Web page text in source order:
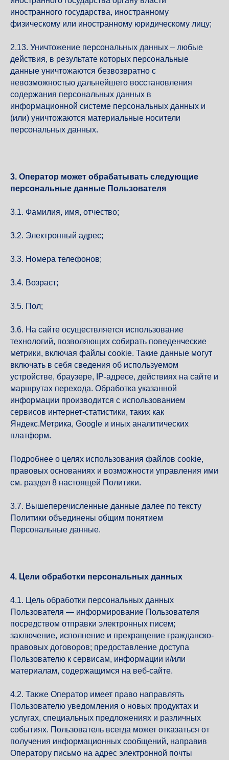
иностранного государства, иностранному
физическому или иностранному юридическому лицу;
2.13. Уничтожение персональных данных – любые
действия, в результате которых персональные
данные уничтожаются безвозвратно с
невозможностью дальнейшего восстановления
содержания персональных данных в
информационной системе персональных данных и
(или) уничтожаются материальные носители
персональных данных.
3. Оператор может обрабатывать следующие
персональные данные Пользователя
3.1. Фамилия, имя, отчество;
3.2. Электронный адрес;
3.3. Номера телефонов;
3.4. Возраст;
3.5. Пол;
3.6. На сайте осуществляется использование
технологий, позволяющих собирать поведенческие
метрики, включая файлы cookie. Такие данные могут
включать в себя сведения об используемом
устройстве, браузере, IP-адресе, действиях на сайте и
маршрутах перехода. Обработка указанной
информации производится с использованием
сервисов интернет-статистики, таких как
Яндекс.Метрика, Google и иных аналитических
платформ.
Подробнее о целях использования файлов cookie,
правовых основаниях и возможности управления ими
см. раздел 8 настоящей Политики.
3.7. Вышеперечисленные данные далее по тексту
Политики объединены общим понятием
Персональные данные.
4. Цели обработки персональных данных
4.1. Цель обработки персональных данных
Пользователя — информирование Пользователя
посредством отправки электронных писем;
заключение, исполнение и прекращение гражданско-
правовых договоров; предоставление доступа
Пользователю к сервисам, информации и/или
материалам, содержащимся на веб-сайте.
4.2. Также Оператор имеет право направлять
Пользователю уведомления о новых продуктах и
услугах, специальных предложениях и различных
событиях. Пользователь всегда может отказаться от
получения информационных сообщений, направив
Оператору письмо на адрес электронной почты